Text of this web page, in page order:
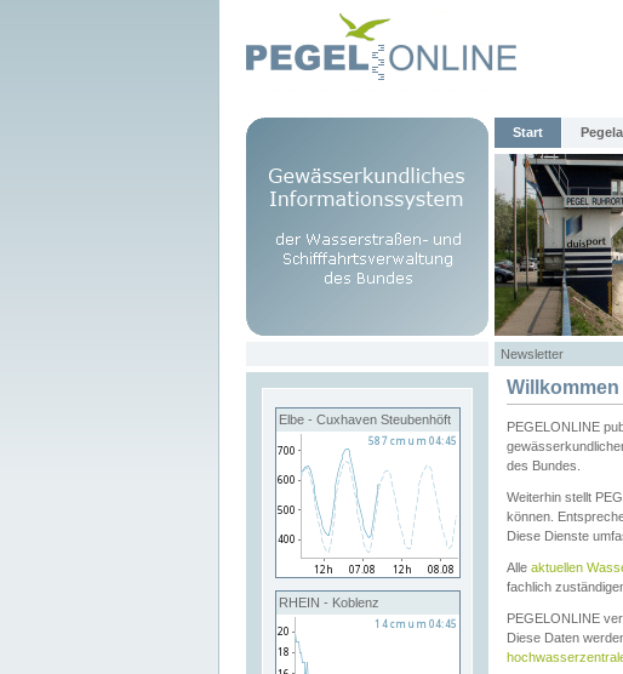
Start
Newsletter
Elbe - Cuxhaven Steubenhöft
RHEIN - Koblenz
Willkommen
PEGELONLINE
des Bundes.
Weiterhin stellt
können.
Diese Dienste
Alle aktuellen
fachlich
PEGELONLINE
Diese Daten